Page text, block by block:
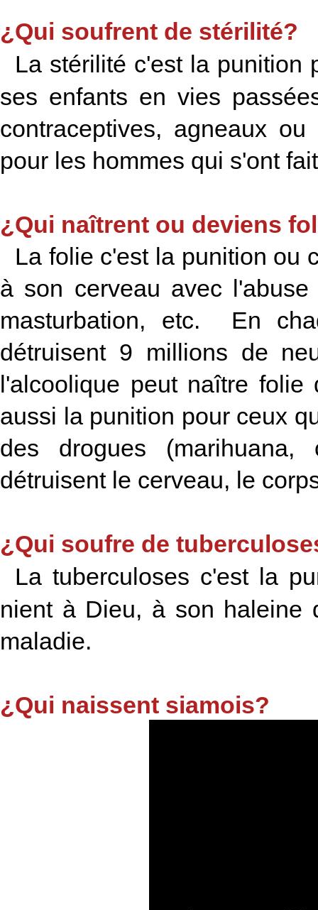
¿Qui soufrent de stérilité?
La stérilité c'est la punition
ses enfants en vies
contraceptives, agneaux
pour les hommes qui s'ont
¿Qui naîtrent ou deviens
La folie c'est la punition ou
à son cerveau avec
masturbation, etc. En
détruisent 9 millions de
l'alcoolique peut naître folie
aussi la punition pour ceux
des drogues
détruisent le cerveau, le
¿Qui soufre de
La tuberculoses c'est la
nient à Dieu, à son haleine
maladie.
¿Qui naissent siamois?